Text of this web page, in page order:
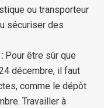
ou transporteur
sécuriser des
Pour être sûr que
décembre, il faut
comme le dépôt
Travailler à